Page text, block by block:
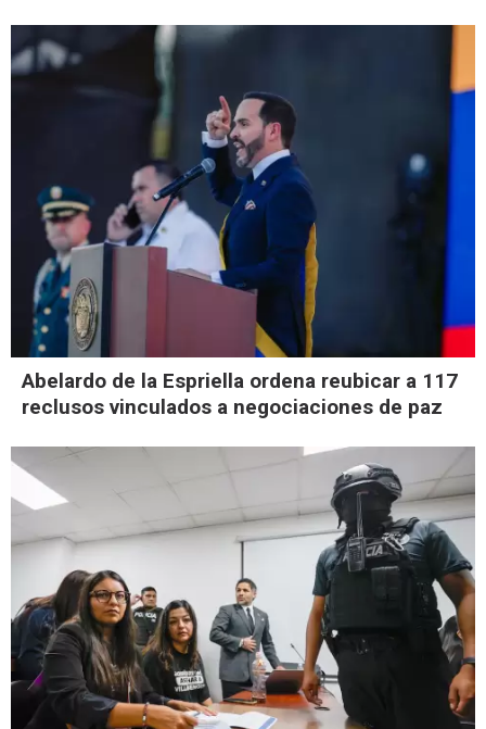
Abelardo de la Espriella ordena reubicar a 117
reclusos vinculados a negociaciones de paz